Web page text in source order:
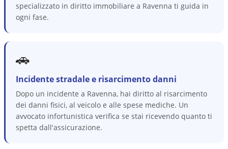
specializzato in diritto immobiliare a Ravenna ti guida in
ogni fase.
🚗
Incidente stradale e risarcimento danni
Dopo un incidente a Ravenna, hai diritto al risarcimento
dei danni fisici, al veicolo e alle spese mediche. Un
avvocato infortunistica verifica se stai ricevendo quanto ti
spetta dall'assicurazione.